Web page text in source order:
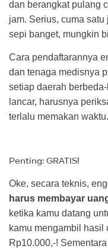
dan berangkat pulang
jam. Serius, cuma
sepi banget, mungkin
Cara pendaftarannya
dan tenaga medisnya
setiap daerah
lancar, harusnya
terlalu memakan waktu.
Penting: GRATIS!
Oke, secara teknis,
harus membayar
ketika kamu datang
kamu mengambil hasil
Rp10.000,-!